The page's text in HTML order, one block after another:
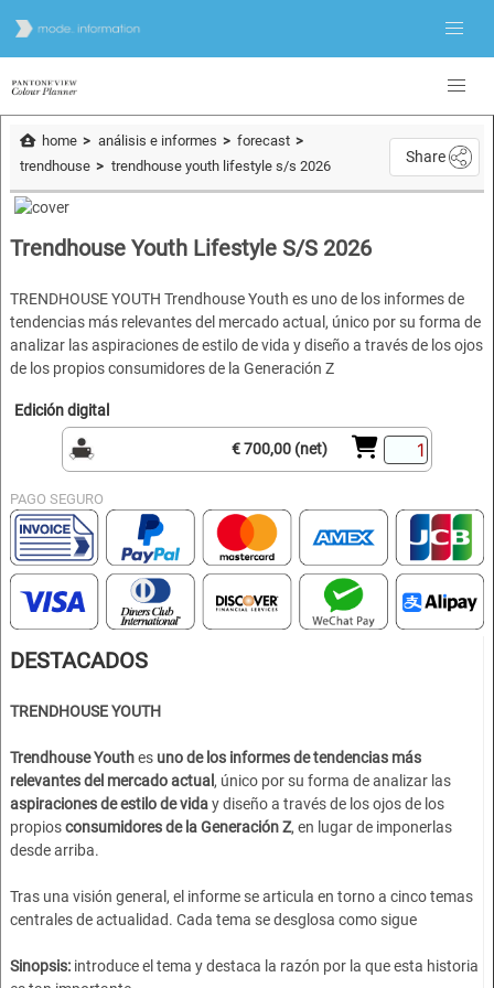
home análisis e informes
forecast
trendhouse
trendhouse youth lifestyle s/s 2026
Share
Trendhouse Youth Lifestyle S/S 2026
TRENDHOUSE YOUTH Trendhouse Youth es uno de los informes de
tendencias más relevantes del mercado actual, único por su forma de
analizar las aspiraciones de estilo de vida y diseño a través de los ojos
de los propios consumidores de la Generación Z
Edición digital
€ 700,00 (net)
PAGO SEGURO
DESTACADOS
TRENDHOUSE YOUTH
Trendhouse Youthes uno de los informes de tendencias más
relevantes del mercado actual, único por su forma de analizar las
aspiraciones de estilo de viday diseño a través de los ojos de los
propiosconsumidores de laGeneración Z, en lugar de imponerlas
desde arriba.
Tras una visión general, el informe se articula en torno a cinco temas
centrales de actualidad. Cada tema se desglosa como sigue
Sinopsis: introduce el tema y destaca la razón por la que esta historia